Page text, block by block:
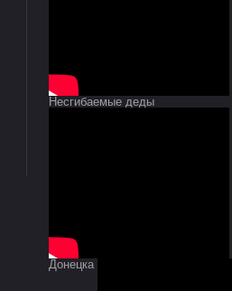
Несгибаемые деды
Донецка